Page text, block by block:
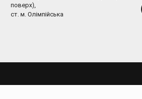
поверх),
ст. м. Олімпійська